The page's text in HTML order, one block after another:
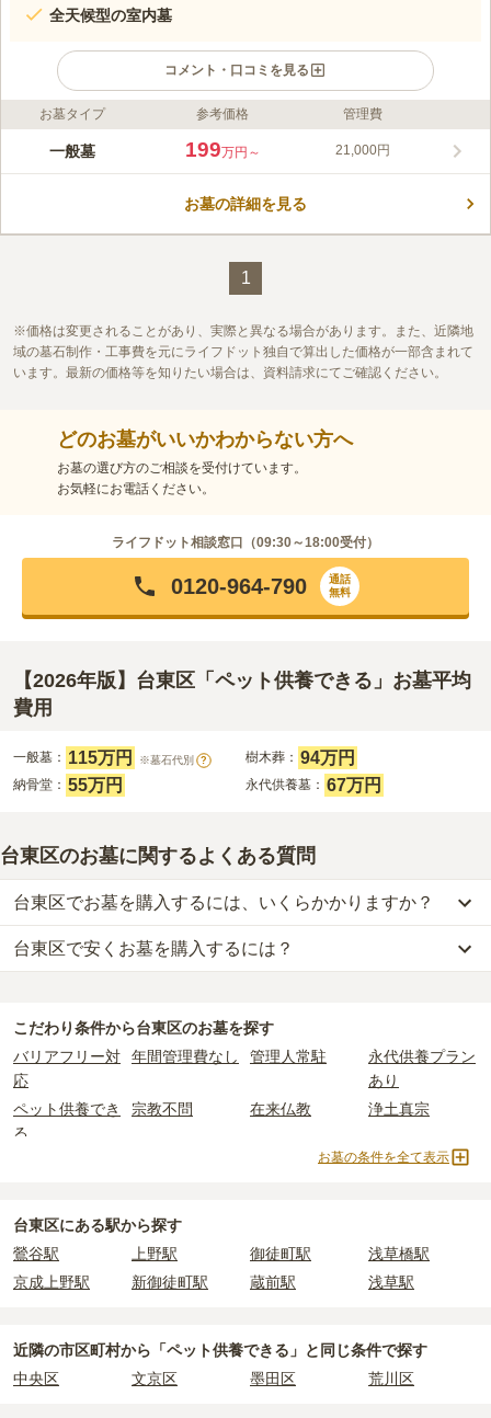
全天候型の室内墓
コメント・口コミを見る
ライフドット編集部のコメント
愛するペットと一緒に眠れる室内墓が、浅草の地に誕生しまし
お墓のお手入れが簡単で、お線香を手向けることもできます。お
た墓石は美しく、モダンな印象です。
この霊園はまだ誰からも評価されていません。
お墓タイプ 参考価格 管理費
一般墓 199万円～ 21,000円
お墓の詳細を見る
1
価格は変更されることがあり、実際と異なる場合があります。また、近隣地
域の墓石制作・工事費を元にライフドット独自で算出した価格が一部含まれて
います。最新の価格等を知りたい場合は、資料請求にてご確認ください。
どのお墓がいいかわからない方へ
お墓の選び方のご相談を受付けています。
お気軽にお電話ください。
ライフドット相談窓口（09:30～18:00受付）
0120-964-790
通話
無料
【2026年版】台東区「ペット供養できる」お墓平均
費用
一般墓： 115万円 ※墓石代別 ? 樹木葬： 94万円
納骨堂： 55万円 永代供養墓： 67万円
台東区のお墓に関するよくある質問
台東区でお墓を購入するには、いくらかかりますか？
台東区での購入費用の目安は、一般墓が約324万円、樹木葬が約80
万円、納骨堂が約71万円、永代供養墓が約66万円です。
2つが主な費用となります。
の一般墓の永代使用料の平均は157万円 で、墓石代は東京都
の平均
です。いずれも区画の広さや墓石の大きさ・素材
樹木葬・納骨堂・永代供養墓は、基本的に墓石代がかからず、永代
・ 開眼法要の費用
：お墓を新しく建てた際に行う儀式のための費
用。僧侶に渡すお布施がかかります。
・納骨式の費用
：お墓に遺骨を納める儀式のための費用。僧侶に渡
すお布施、会食などの費用がかかります。
正確な費用は、区画や石材の選び方によって大きく変わるため、見
台東区で安くお墓を購入するには？
一般墓
で、 1万円 からお求めいただけます。
する「合祀墓（ごうしぼ）」と呼ばれるタイプです。個別のお墓に
比べて省スペースで管理の手間がかからないため、費用が安く設定
されています。
価格の目安は、1名あたり5万円〜30万円程度です。
こだわり条件から台東区のお墓を探す
バリアフリー対
応
年間管理費なし 管理人常駐
永代供養プラン
あり
ペット供養でき
る
宗教不問 在来仏教 浄土真宗
浄土宗
納骨堂
永代供養墓
寺院墓地
1人用区画あり 2人用区画あり 3人用区画あり
お墓の条件を全て表示
台東区にある駅から探す
鶯谷駅
上野駅 御徒町駅
浅草橋駅
京成上野駅
新御徒町駅 蔵前駅 浅草駅
近隣の市区町村から 「ペット供養できる」と 同じ条件で探す
中央区
文京区 墨田区 荒川区